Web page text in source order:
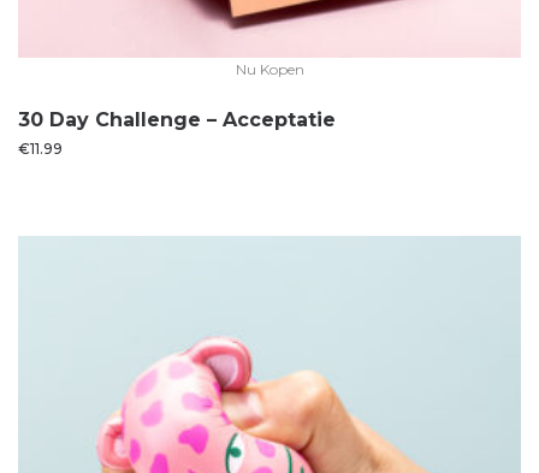
Nu Kopen
30 Day Challenge – Acceptatie
€11.99